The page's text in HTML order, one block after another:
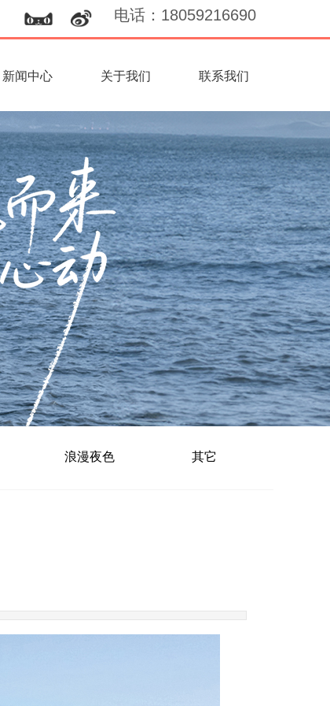
电话 ： 18059216690
新闻中心 关于我们 联系我们
浪漫夜色 其它